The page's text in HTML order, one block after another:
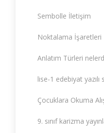
Sembolle İletişim
Noktalama İşaretleri
Anlatım Türleri
lise-1 edebiyat yazılı
Çocuklara Okuma
9. sınıf karizma